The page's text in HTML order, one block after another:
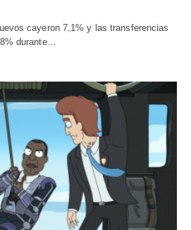
cayeron 7,1% y las transferencias
durante…